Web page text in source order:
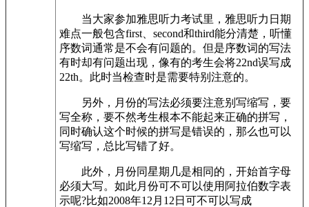
当大家参加雅思听力考试里，雅思听力日期
难点一般包含first、second和third能分清楚，听懂
序数词通常是不会有问题的。但是序数词的写法
有时却有问题出现，像有的考生会将22nd误写成
22th。此时当检查时是需要特别注意的。
另外，月份的写法必须要注意别写缩写，要
写全称，要不然考生根本不能起来正确的拼写，
同时确认这个时候的拼写是错误的，那么也可以
写缩写，总比写错了好。
此外，月份同星期几是相同的，开始首字母
必须大写。如此月份可不可以使用阿拉伯数字表
示呢?比如2008年12月12日可不可以写成